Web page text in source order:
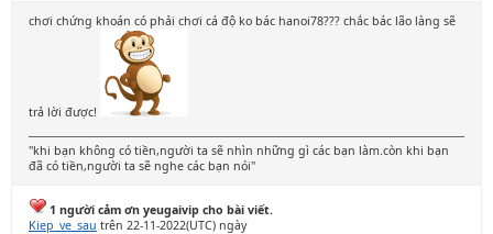
chơi chứng khoán có phải chơi cá độ ko bác hanoi78??? chắc bác lão làng sẽ
trả lời được!
"khi bạn không có tiền,người ta sẽ nhìn những gì các bạn làm.còn khi bạn
đã có tiền,người ta sẽ nghe các bạn nói"
1 người cảm ơn yeugaivip cho bài viết.
Kiep_ve_sau trên 22-11-2022(UTC) ngày